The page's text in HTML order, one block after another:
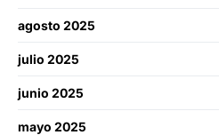
agosto 2025
julio 2025
junio 2025
mayo 2025